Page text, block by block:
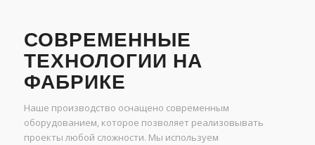
СОВРЕМЕННЫЕ
ТЕХНОЛОГИИ НА
ФАБРИКЕ
Наше производство оснащено современным
оборудованием, которое позволяет реализовывать
проекты любой сложности. Мы используем